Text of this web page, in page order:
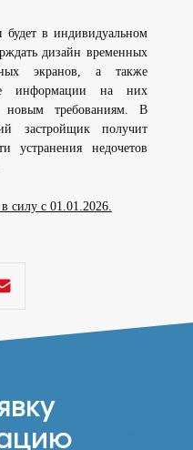
в индивидуальном
дизайн временных
экранов, а также
информации на них
новым требованиям. В
застройщик получит
устранения недочетов
силу с 01.01.2026.